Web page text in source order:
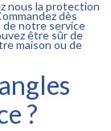
nous la protection
dès
notre service
être sûr de
maison ou de
?